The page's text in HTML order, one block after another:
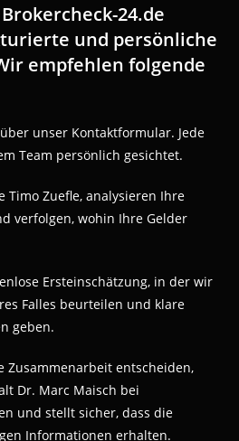
24.de
und persönliche
empfehlen folgende
unser Kontaktformular. Jede
Team persönlich gesichtet.
Timo Zuefle, analysieren Ihre
verfolgen, wohin Ihre Gelder
Ersteinschätzung, in der wir
Falles beurteilen und klare
geben.
Zusammenarbeit entscheiden,
Dr. Marc Maisch bei
und stellt sicher, dass die
Informationen erhalten.